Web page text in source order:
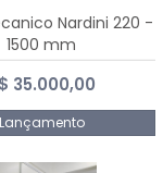
Nardini 220 -
1500 mm
35.000,00
Lançamento